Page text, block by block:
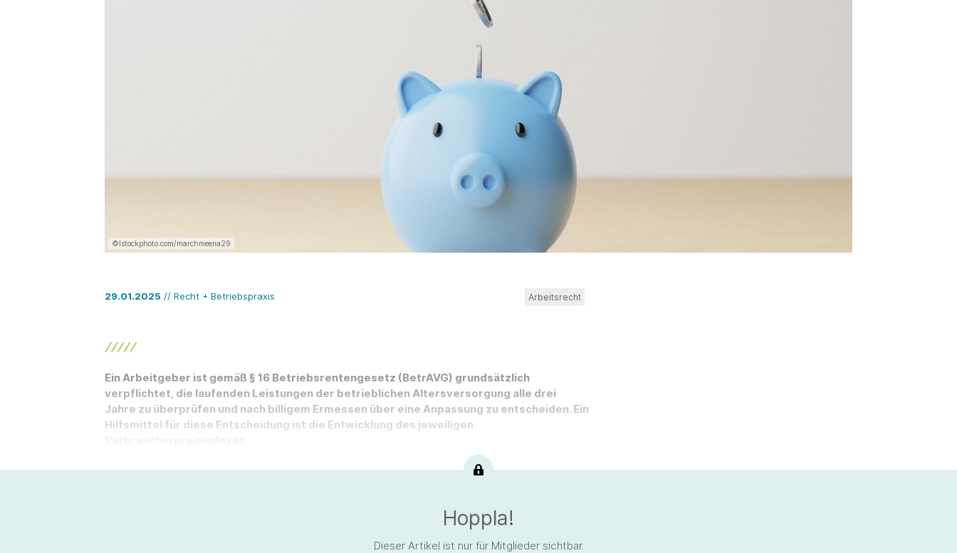
©Istockphoto.com/marchmeena29
29.01.2025 // Recht + Betriebspraxis Arbeitsrecht
Ein Arbeitgeber ist gemäß § 16 Betriebsrentengesetz (BetrAVG) grundsätzlich
verpflichtet, die laufenden Leistungen der betrieblichen Altersversorgung alle drei
Jahre zu überprüfen und nach billigem Ermessen über eine Anpassung zu entscheiden. Ein
Hilfsmittel für diese Entscheidung ist die Entwicklung des jeweiligen
Hoppla!
Dieser Artikel ist nur für Mitglieder sichtbar.